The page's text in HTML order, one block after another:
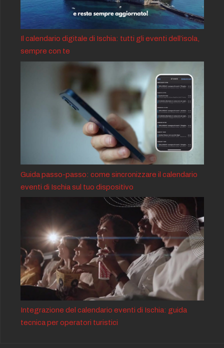
Il calendario digitale di Ischia: tutti gli eventi dell’isola,
sempre con te
Guida passo-passo: come sincronizzare il calendario
eventi di Ischia sul tuo dispositivo
Integrazione del calendario eventi di Ischia: guida
tecnica per operatori turistici